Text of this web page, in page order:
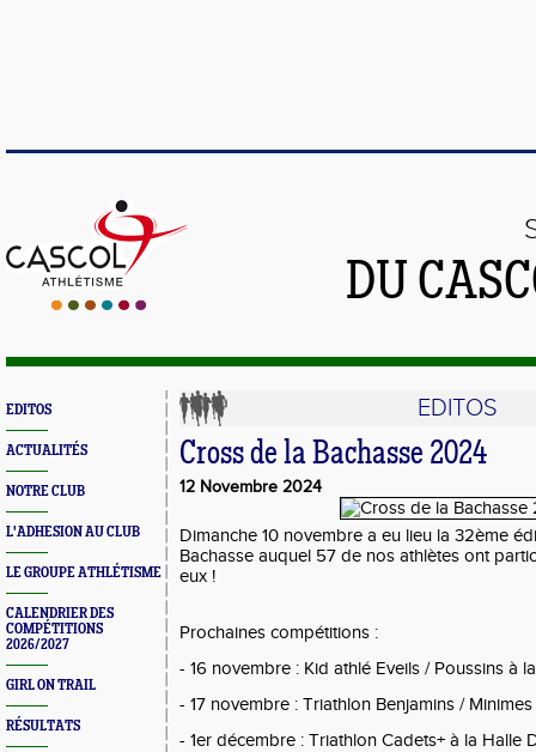
DU
EDITOS
ACTUALITÉS
NOTRE CLUB
L'ADHESION AU CLUB
LE GROUPE ATHLÉTISME
CALENDRIER DES
COMPÉTITIONS
2026/2027
GIRL ON TRAIL
RÉSULTATS
EDITOS
Cross de la Bachasse 2024
12 Novembre 2024
Dimanche 10 novembre a eu lieu la 32ème
Bachasse auquel 57 de nos athlètes ont
eux !
Prochaines compétitions :
- 16 novembre : Kid athlé Eveils / Poussins à
- 17 novembre : Triathlon Benjamins /
- 1er décembre : Triathlon Cadets+ à la Halle